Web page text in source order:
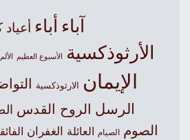
آباءأباء أعياد
الأرثوذكسية الأسبوع العظيم الألم
الإيمان الارثوذكسية التواضع
الرسل الروح القدس
الصوم الصيام العائلة الغفران